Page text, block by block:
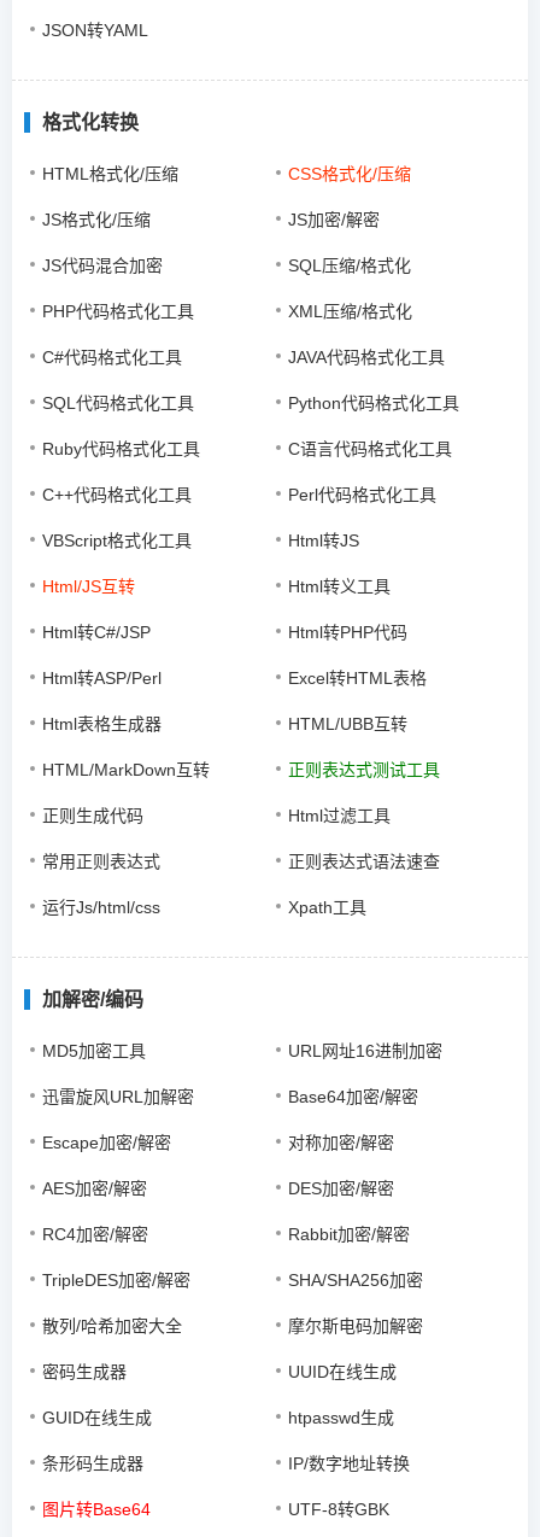
JSON转YAML
格式化转换
HTML格式化/压缩 CSS格式化/压缩
JS格式化/压缩 JS加密/解密
JS代码混合加密 SQL压缩/格式化
PHP代码格式化工具 XML压缩/格式化
C#代码格式化工具 JAVA代码格式化工具
SQL代码格式化工具 Python代码格式化工具
Ruby代码格式化工具 C语言代码格式化工具
C++代码格式化工具 Perl代码格式化工具
VBScript格式化工具 Html转JS
Html/JS互转 Html转义工具
Html转C#/JSP Html转PHP代码
Html转ASP/Perl Excel转HTML表格
Html表格生成器 HTML/UBB互转
HTML/MarkDown互转 正则表达式测试工具
正则生成代码 Html过滤工具
常用正则表达式 正则表达式语法速查
运行Js/html/css Xpath工具
加解密/编码
MD5加密工具 URL网址16进制加密
迅雷旋风URL加解密 Base64加密/解密
Escape加密/解密 对称加密/解密
AES加密/解密 DES加密/解密
RC4加密/解密 Rabbit加密/解密
TripleDES加密/解密 SHA/SHA256加密
散列/哈希加密大全 摩尔斯电码加解密
密码生成器 UUID在线生成
GUID在线生成 htpasswd生成
条形码生成器 IP/数字地址转换
图片转Base64 UTF-8转GBK